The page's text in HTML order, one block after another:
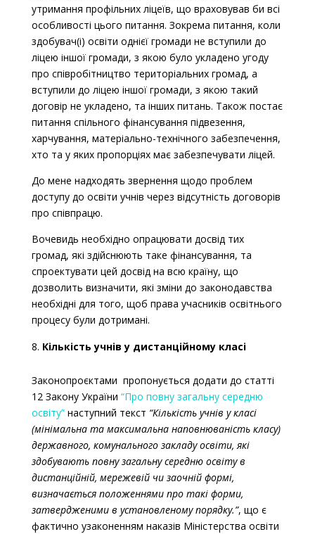
утримання профільних ліцеїв, що враховував би всі
особливості цього питання. Зокрема питання, коли
здобувач(і) освіти однієї громади не вступили до
ліцею іншої громади, з якою було укладено угоду
про співробітництво територіальних громад, а
вступили до ліцею іншої громади, з якою такий
договір не укладено, та інших питань. Також постає
питання спільного фінансування підвезення,
харчування, матеріально-технічного забезпечення,
хто та у яких пропорціях має забезпечувати ліцей.
До мене надходять звернення щодо проблем
доступу до освіти учнів через відсутність договорів
про співпрацю.
Вочевидь необхідно опрацювати досвід тих
громад, які здійснюють таке фінансування, та
спроектувати цей досвід на всю країну, що
дозволить визначити, які зміни до законодавства
необхідні для того, щоб права учасників освітнього
процесу були дотримані.
Кількість учнів у дистанційному класі
Законопроєктами пропонується додати до статті
12 Закону України “Про повну загальну середню
освіту”наступний текст “Кількість учнів у класі
(мінімальна та максимальна наповнюваність класу)
державного, комунального закладу освіти, які
здобувають повну загальну середню освіту в
дистанційній, мережевій чи заочній формі,
визначається положеннями про такі форми,
затвердженими в установленому порядку.”, що є
фактично узаконенням наказів Міністерства освіти